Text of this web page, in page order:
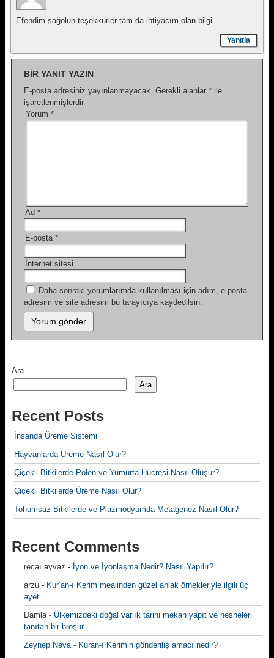
Efendim sağolun teşekkürler tam da ihtiyacım olan bilgi
Yanıtla
BIR YANIT YAZIN
E-posta adresiniz yayınlanmayacak. Gerekli alanlar * ile
işaretlenmişlerdir
Yorum *
Ad *
E-posta *
İnternet sitesi
Daha sonraki yorumlarımda kullanılması için adım, e-posta
adresim ve site adresim bu tarayıcıya kaydedilsin.
Ara
Ara
Recent Posts
İnsanda Üreme Sistemi
Hayvanlarda Üreme Nasıl Olur?
Çiçekli Bitkilerde Polen ve Yumurta Hücresi Nasıl Oluşur?
Çiçekli Bitkilerde Üreme Nasıl Olur?
Tohumsuz Bitkilerde ve Plazmodyumda Metagenez Nasıl Olur?
Recent Comments
recaı ayvaz - İyon ve İyonlaşma Nedir? Nasıl Yapılır?
arzu - Kur’an-ı Kerim mealinden güzel ahlak örnekleriyle ilgili üç
ayet…
Damla- Ülkemizdeki doğal varlık tarihi mekan yapıt ve nesneleri
tanıtan bir broşür…
Zeynep Neva- Kuran-ı Kerimin gönderiliş amacı nedir?